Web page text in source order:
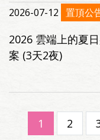
2026-07-12 置頂公
2026 雲端上的夏
案 (3天2夜)
1 2